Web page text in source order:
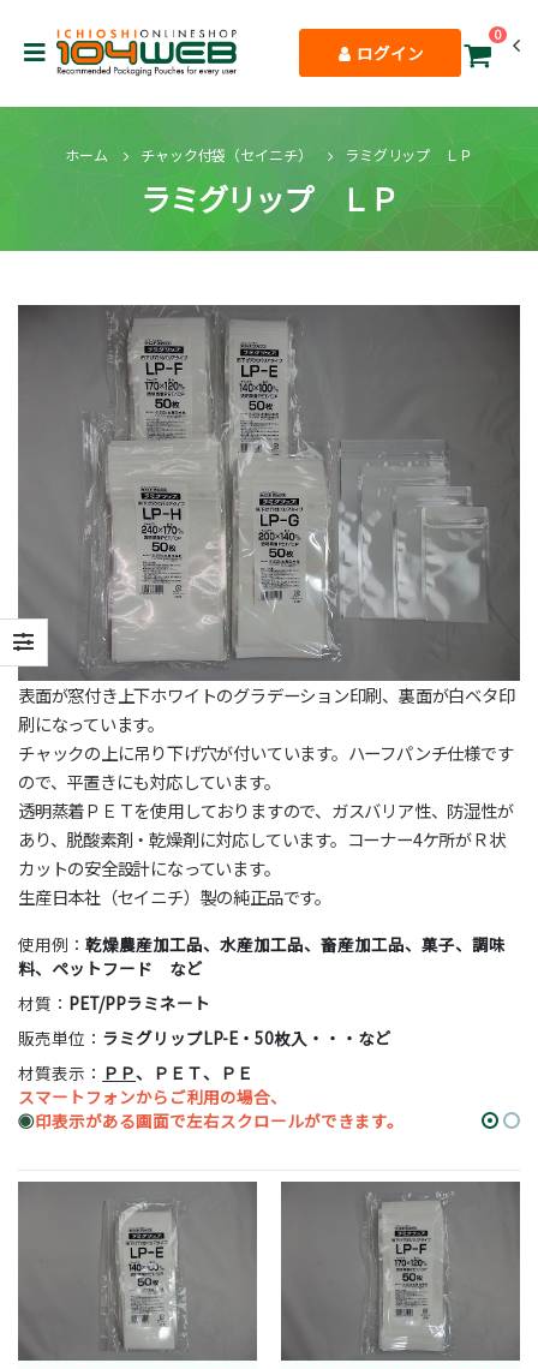
ログイン
0
ホーム チャック付袋（セイニチ） ラミグリップ ＬＰ
ラミグリップ ＬＰ
表面が窓付き上下ホワイトのグラデーション印刷、裏面が白ベタ印
刷になっています。
チャックの上に吊り下げ穴が付いています。ハーフパンチ仕様です
ので、平置きにも対応しています。
透明蒸着ＰＥＴを使用しておりますので、ガスバリア性、防湿性が
あり、脱酸素剤・乾燥剤に対応しています。コーナー4ケ所がＲ状
カットの安全設計になっています。
生産日本社（セイニチ）製の純正品です。
使用例：乾燥農産加工品、水産加工品、畜産加工品、菓子、調味
料、ペットフード など
材質： PET/PPラミネート
販売単位： ラミグリップLP-E・50枚入・・・など
材質表示： ＰＰ、ＰＥＴ、ＰＥ
スマートフォンからご利用の場合、
◉印表示がある画面で左右スクロールができます。